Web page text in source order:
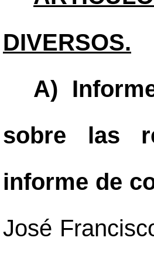
DIVERSOS.
A)
sobre las
informe de
José